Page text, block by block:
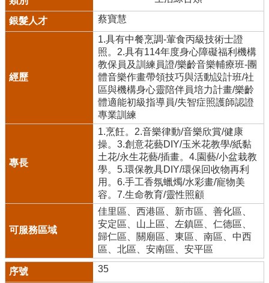
蔡寶慧
1.具有中餐烹調-葷食丙級技術士證
照。2.具有114年度身心障礙福利機構
教保員及訓練員證/樂齡音樂輔療班-團
體音樂作畫帶領技巧與活動設計班/社
區與機構身心靈陪伴員培力計畫/樂齡
體適能初級指導員/失智症照護師認證
專業訓練
1.烹飪。2.音樂律動/音樂欣賞/健康
操。3.創意花藝DIY/玉米花教學/紙黏
土花/永生花藝/插畫。4.園藝/小盆栽教
學。5.環保教具DIY/環保回收物再利
用。6.手工香氛蠟燭/水彩畫/寵物美
容。7.生命教育/靈性照顧
佳里區、西港區、新市區、善化區、
安定區、山上區、左鎮區、仁德區、
歸仁區、關廟區、東區、南區、中西
區、北區、安南區、安平區
35